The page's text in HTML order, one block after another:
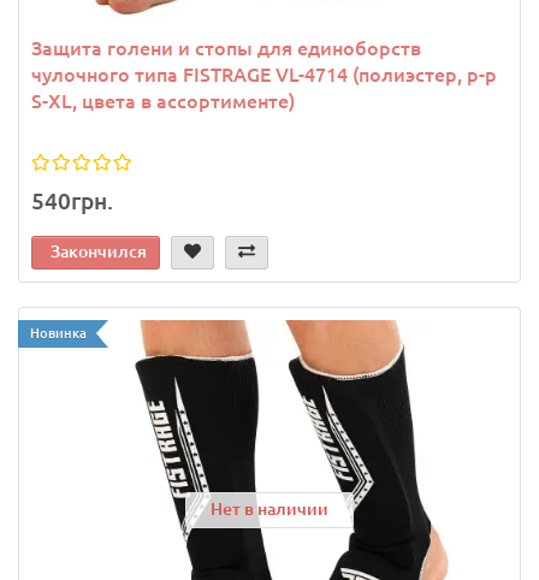
Защита голени и стопы для единоборств
чулочного типа FISTRAGE VL-4714 (полиэстер, р-р
S-XL, цвета в ассортименте)
540грн.
Закончился
Новинка
Нет в наличии